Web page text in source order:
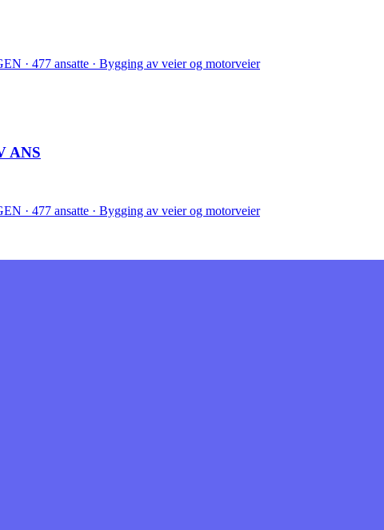
· 477 ansatte · Bygging av veier og motorveier
ANS
· 477 ansatte · Bygging av veier og motorveier